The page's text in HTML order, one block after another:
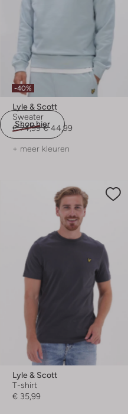
Shop hier
-40%
Lyle & Scott
Sweater
€ 74,99 € 44,99
+ meer kleuren
Lyle & Scott
T-shirt
€ 35,99